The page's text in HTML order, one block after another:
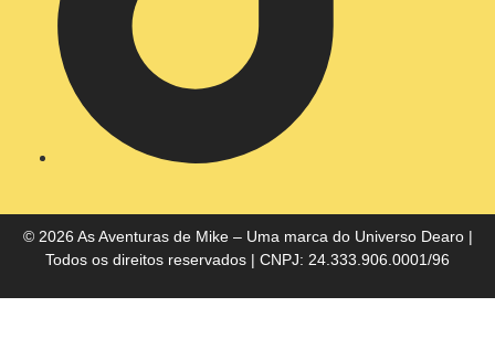
© 2026 As Aventuras de Mike – Uma marca do Universo Dearo|
Todos os direitos reservados | CNPJ: 24.333.906.0001/96